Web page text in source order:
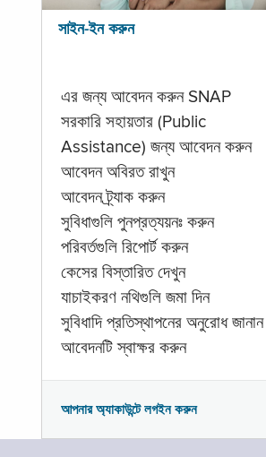
সাইন-ইন করুন
এর জন্য আবেদন করুন SNAP
সরকারি সহায়তার (Public
Assistance) জন্য আবেদন করুন
আবেদন অবিরত রাখুন
আবেদন ট্র্যাক করুন
সুবিধাগুলি পুনপ্রত্যয়নঃ করুন
পরিবর্তগুলি রিপোর্ট করুন
কেসের বিস্তারিত দেখুন
যাচাইকরণ নথিগুলি জমা দিন
সুবিধাদি প্রতিস্থাপনের অনুরোধ জানান
আবেদনটি স্বাক্ষর করুন
আপনার অ্যাকাউন্টে লগইন করুন